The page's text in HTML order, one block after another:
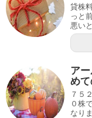
貸株
っと
悪い
ア
め
７５
０株
なり